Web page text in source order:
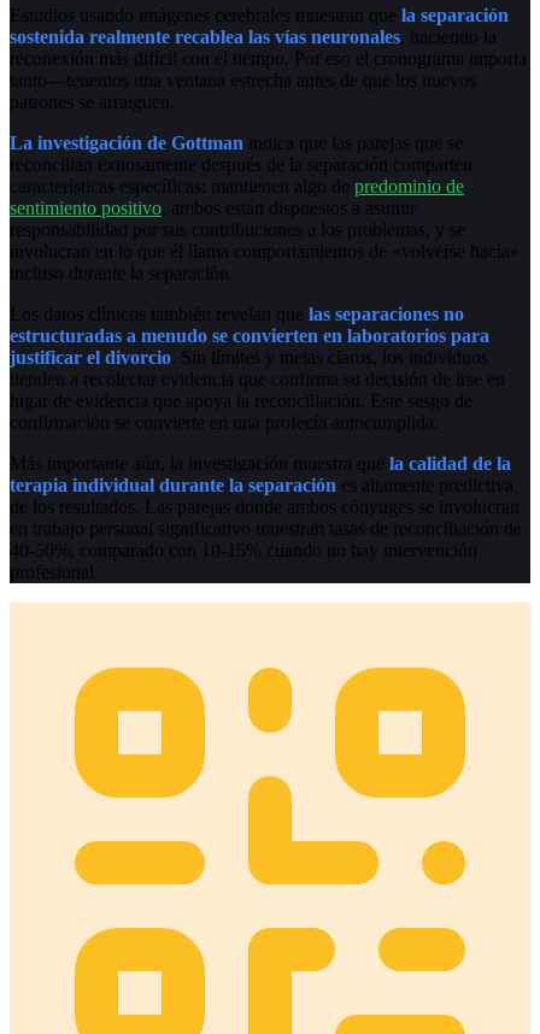
Estudios usando imágenes cerebrales muestran que la separación
sostenida realmente recablea las vías neuronales, haciendo la
reconexión más difícil con el tiempo. Por eso el cronograma importa
tanto—tenemos una ventana estrecha antes de que los nuevos
patrones se arraiguen.
La investigación de Gottman indica que las parejas que se
reconcilian exitosamente después de la separación comparten
características específicas: mantienen algo de predominio de
sentimiento positivo, ambos están dispuestos a asumir
responsabilidad por sus contribuciones a los problemas, y se
involucran en lo que él llama comportamientos de «volverse hacia»
incluso durante la separación.
Los datos clínicos también revelan que las separaciones no
estructuradas a menudo se convierten en laboratorios para
justificar el divorcio . Sin límites y metas claros, los individuos
tienden a recolectar evidencia que confirma su decisión de irse en
lugar de evidencia que apoya la reconciliación. Este sesgo de
confirmación se convierte en una profecía autocumplida.
Más importante aún, la investigación muestra que la calidad de la
terapia individual durante la separación es altamente predictiva
de los resultados. Las parejas donde ambos cónyuges se involucran
en trabajo personal significativo muestran tasas de reconciliación de
40-50%, comparado con 10-15% cuando no hay intervención
profesional.